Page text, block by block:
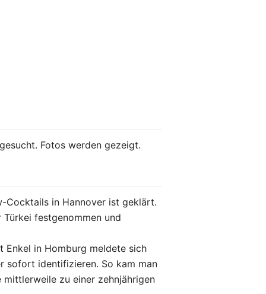
Fotos werden gezeigt.
Cocktails in Hannover ist geklärt.
festgenommen und
Enkel in Homburg meldete sich
sofort identifizieren. So kam man
zu einer zehnjährigen